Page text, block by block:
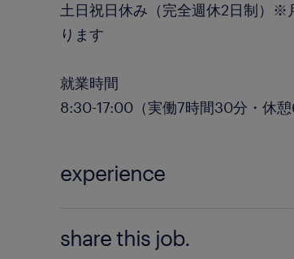
土日祝日休み（完全週休2日制）※
ります
就業時間
8:30-17:00（実働7時間30分・休憩
experience
る方 ・PCの基本操作（Excel・
share this job.